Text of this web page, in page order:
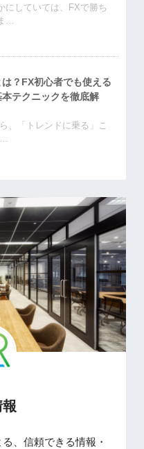
にしていては、FXで勝ち
…
？FX初心者でも使える
本テクニックを徹底解
、「トレンドに乗る」こ
…
、信頼できる情報・